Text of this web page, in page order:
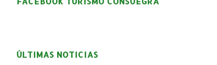
ÚLTIMAS NOTICIAS